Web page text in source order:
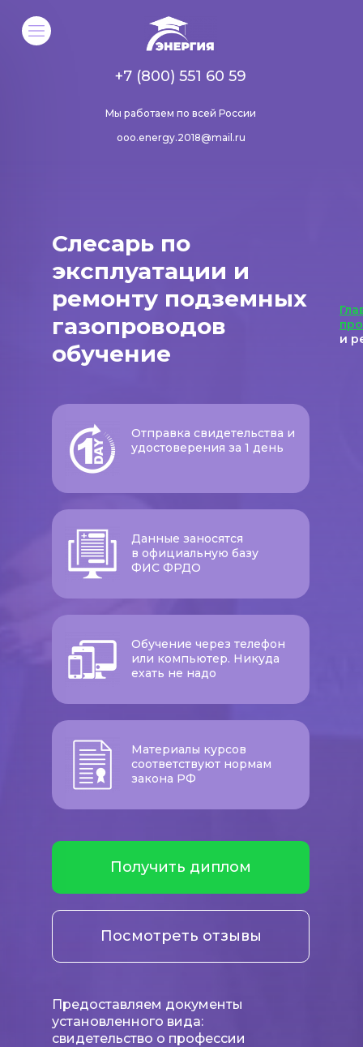
Мы работаем по всей России
+7 (800) 551 60 59
ooo.energy.2018@mail.ru
Слесарь по
эксплуатации и
ремонту подземных
газопроводов
обучение
Получить диплом
Отправка свидетельства и
удостоверения за 1 день
Данные заносятся
в официальную базу
ФИС ФРДО
Обучение через телефон
или компьютер. Никуда
ехать не надо
Материалы курсов
соответствуют нормам
закона РФ
и
Посмотреть отзывы
Предоставляем документы
установленного вида:
свидетельство о профессии